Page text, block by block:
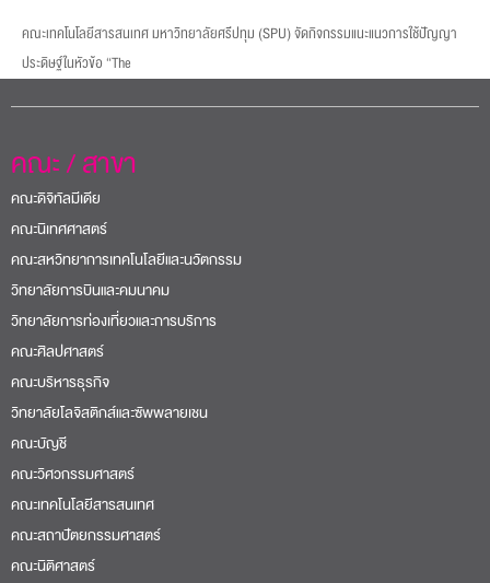
คณะเทคโนโลยีสารสนเทศ มหาวิทยาลัยศรีปทุม (SPU) จัดกิจกรรมแนะแนวการใช้ปัญญา
ประดิษฐ์ในหัวข้อ “The
คณะ / สาขา
คณะดิจิทัลมีเดีย
คณะนิเทศศาสตร์
คณะสหวิทยาการเทคโนโลยีและนวัตกรรม
วิทยาลัยการบินและคมนาคม
วิทยาลัยการท่องเที่ยวและการบริการ
คณะศิลปศาสตร์
คณะบริหารธุรกิจ
วิทยาลัยโลจิสติกส์และซัพพลายเชน
คณะบัญชี
คณะวิศวกรรมศาสตร์
คณะเทคโนโลยีสารสนเทศ
คณะสถาปัตยกรรมศาสตร์
คณะนิติศาสตร์